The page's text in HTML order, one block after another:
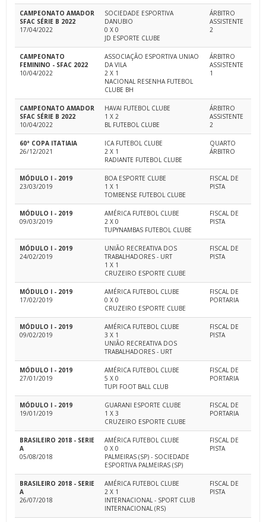
CAMPEONATO AMADOR
SFAC SÉRIE B 2022
17/04/2022
SOCIEDADE ESPORTIVA
DANUBIO
0 X 0
JD ESPORTE CLUBE
ÁRBITRO
ASSISTENTE
2
CAMPEONATO
FEMININO - SFAC 2022
10/04/2022
ASSOCIAÇÃO ESPORTIVA UNIAO
DA VILA
2 X 1
NACIONAL RESENHA FUTEBOL
CLUBE BH
ÁRBITRO
ASSISTENTE
1
CAMPEONATO AMADOR
SFAC SÉRIE B 2022
10/04/2022
HAVAI FUTEBOL CLUBE
1 X 2
BL FUTEBOL CLUBE
ÁRBITRO
ASSISTENTE
2
60ª COPA ITATIAIA
26/12/2021
ICA FUTEBOL CLUBE
2 X 1
RADIANTE FUTEBOL CLUBE
QUARTO
ÁRBITRO
MÓDULO I - 2019
23/03/2019
BOA ESPORTE CLUBE
1 X 1
TOMBENSE FUTEBOL CLUBE
FISCAL DE
PISTA
MÓDULO I - 2019
09/03/2019
AMÉRICA FUTEBOL CLUBE
2 X 0
TUPYNAMBAS FUTEBOL CLUBE
FISCAL DE
PISTA
MÓDULO I - 2019
24/02/2019
UNIÃO RECREATIVA DOS
TRABALHADORES - URT
1 X 1
CRUZEIRO ESPORTE CLUBE
FISCAL DE
PISTA
MÓDULO I - 2019
17/02/2019
AMÉRICA FUTEBOL CLUBE
0 X 0
CRUZEIRO ESPORTE CLUBE
FISCAL DE
PORTARIA
MÓDULO I - 2019
09/02/2019
AMÉRICA FUTEBOL CLUBE
3 X 1
UNIÃO RECREATIVA DOS
TRABALHADORES - URT
FISCAL DE
PISTA
MÓDULO I - 2019
27/01/2019
AMÉRICA FUTEBOL CLUBE
5 X 0
TUPI FOOT BALL CLUB
FISCAL DE
PORTARIA
MÓDULO I - 2019
19/01/2019
GUARANI ESPORTE CLUBE
1 X 3
CRUZEIRO ESPORTE CLUBE
FISCAL DE
PORTARIA
BRASILEIRO 2018 - SERIE
A
05/08/2018
AMÉRICA FUTEBOL CLUBE
0 X 0
PALMEIRAS (SP) - SOCIEDADE
ESPORTIVA PALMEIRAS (SP)
FISCAL DE
PISTA
BRASILEIRO 2018 - SERIE
A
26/07/2018
AMÉRICA FUTEBOL CLUBE
2 X 1
INTERNACIONAL - SPORT CLUB
INTERNACIONAL (RS)
FISCAL DE
PISTA